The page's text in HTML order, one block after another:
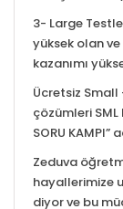
3- Large
yüksek olan
kazanımı
Ücretsiz
çözümleri SML
SORU
Zeduva
hayallerimize
diyor ve bu